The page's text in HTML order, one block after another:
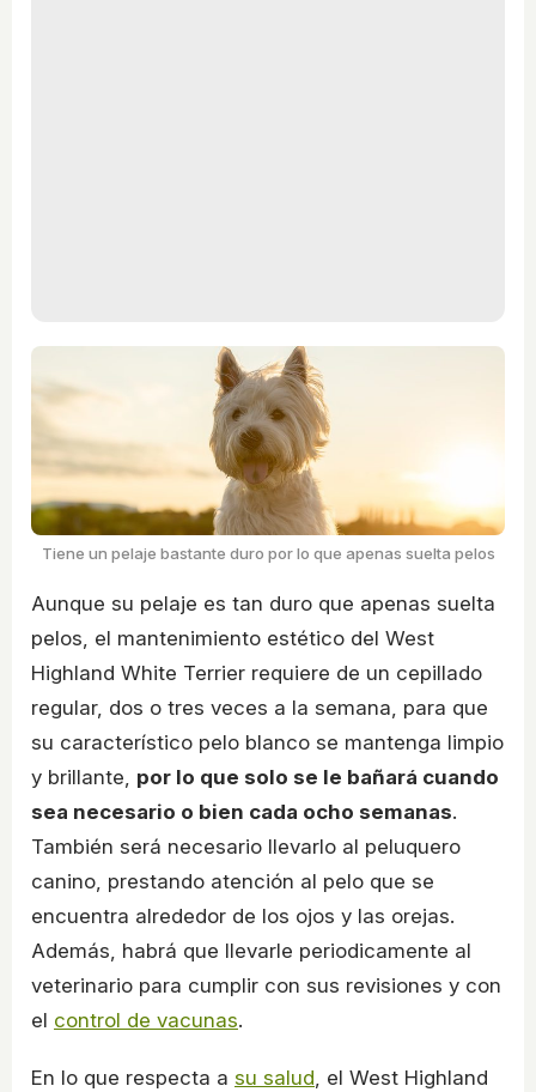
Tiene un pelaje bastante duro por lo que apenas suelta pelos
Aunque su pelaje es tan duro que apenas suelta
pelos, el mantenimiento estético del West
Highland White Terrier requiere de un cepillado
regular, dos o tres veces a la semana, para que
su característico pelo blanco se mantenga limpio
y brillante, por lo que solo se le bañará cuando
sea necesario o bien cada ocho semanas.
También será necesario llevarlo al peluquero
canino, prestando atención al pelo que se
encuentra alrededor de los ojos y las orejas.
Además, habrá que llevarle periodicamente al
veterinario para cumplir con sus revisiones y con
el control de vacunas.
En lo que respecta a su salud, el West Highland